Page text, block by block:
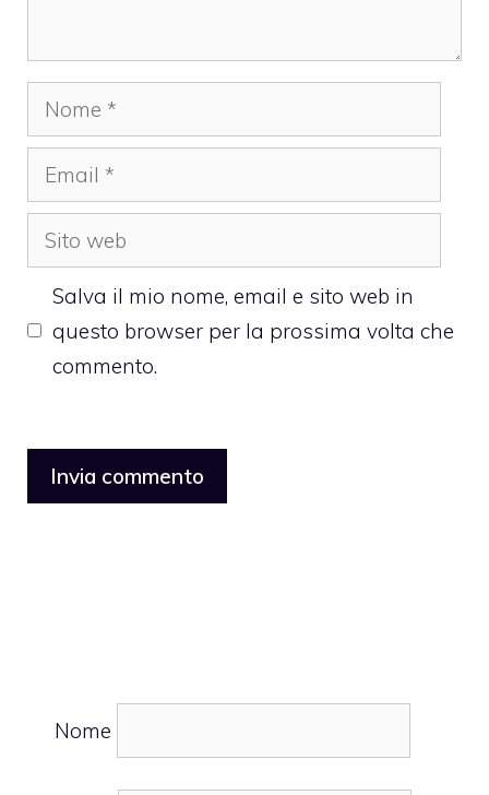
Nome
Email
Sito
web
Salva il mio nome, email e sito web in
questo browser per la prossima volta che
commento.
Nome